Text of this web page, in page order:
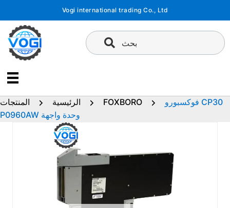
المحتوى
Vogi international trading Co., Ltd
بحث
الرئيسية المنتجات FOXBORO
فوكسبورو CP30
P0960AW وحدة واجهة